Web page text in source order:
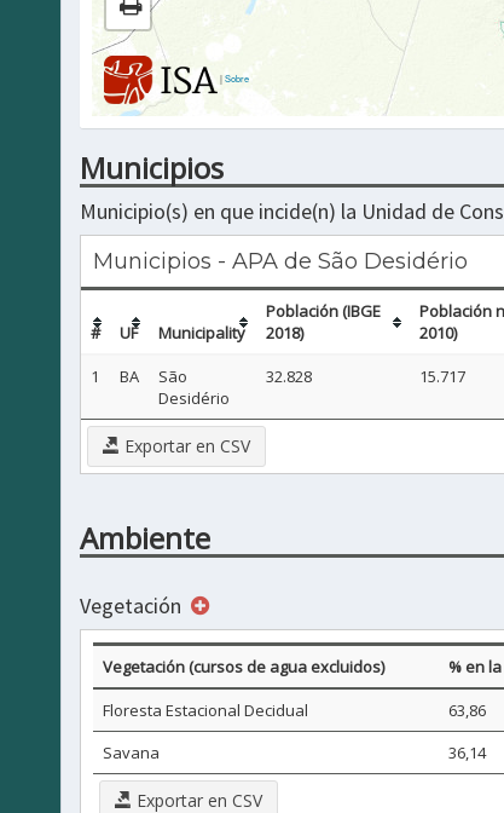
|Sobre
Municipios
Municipio(s) en que incide(n) la Unidad de
Municipios - APA de São Desidério
# UF Municipality
Población (IBGE
2018)
Población
2010)
1
BA
São
Desidério
32.828 15.717
Exportar en CSV
Ambiente
Vegetación
Vegetación (cursos de agua excluidos)
% en la
Floresta Estacional Decidual
63,86
Savana
36,14
Exportar en CSV